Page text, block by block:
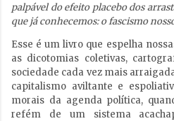
palpável do efeito placebo dos
que já conhecemos: o fascismo
Esse é um livro que espelha
as dicotomias coletivas,
sociedade cada vez mais
capitalismo aviltante e
morais da agenda política,
refém de um sistema